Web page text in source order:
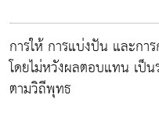
การให้ การแบ่งปัน และกา
โดยไม่หวังผลตอบแทน เป็
ตามวิถีพุทธ